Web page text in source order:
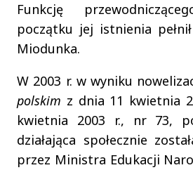
Funkcję
początku jej istnienia
Miodunka.
W 2003 r. w wyniku
polskim z dnia 11 kwietnia
kwietnia 2003 r., nr 73,
działająca społecznie
przez Ministra Edukacji